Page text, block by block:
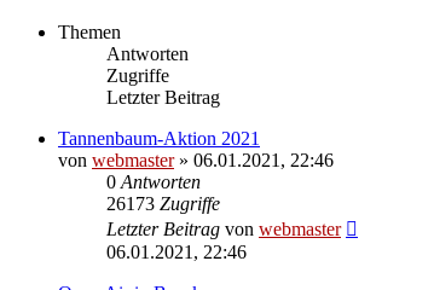
Themen
Antworten
Zugriffe
Letzter Beitrag
Tannenbaum-Aktion 2021
von webmaster» 06.01.2021, 22:46
0 Antworten
26173 Zugriffe
Letzter Beitrag von webmaster
06.01.2021, 22:46